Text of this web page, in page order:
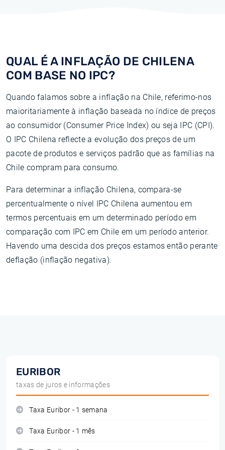
QUAL ​​É A INFLAÇÃO DE CHILENA
COM BASE NO IPC?
Quando falamos sobre a inflação na Chile, referimo-nos
maioritariamente à inflação baseada no índice de preços
ao consumidor (Consumer Price Index) ou seja IPC (CPI).
O IPC Chilena reflecte a evolução dos preços de um
pacote de produtos e serviços padrão que as famílias na
Chile compram para consumo.
Para determinar a inflação Chilena, compara-se
percentualmente o nível IPC Chilena aumentou em
termos percentuais em um determinado período em
comparação com IPC em Chile em um período anterior.
Havendo uma descida dos preços estamos então perante
deflação (inflação negativa).
EURIBOR
taxas de juros e informações
Taxa Euribor - 1 semana
Taxa Euribor - 1 mês